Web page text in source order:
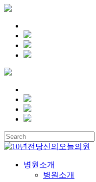
Skip
to
main
content
Close
search
Menu
병원소개
병원소개